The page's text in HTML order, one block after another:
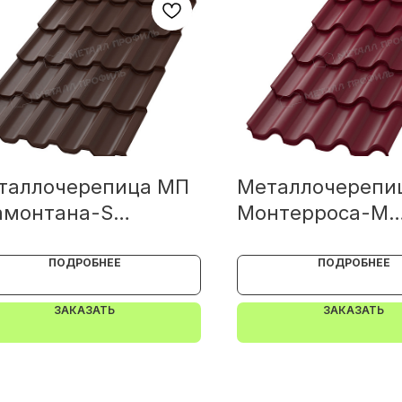
МП
S
ПОДРОБНЕЕ
ЗАКАЗАТЬ
Монтерроса-M
ПОДРОБНЕЕ
ЗАКАЗАТЬ